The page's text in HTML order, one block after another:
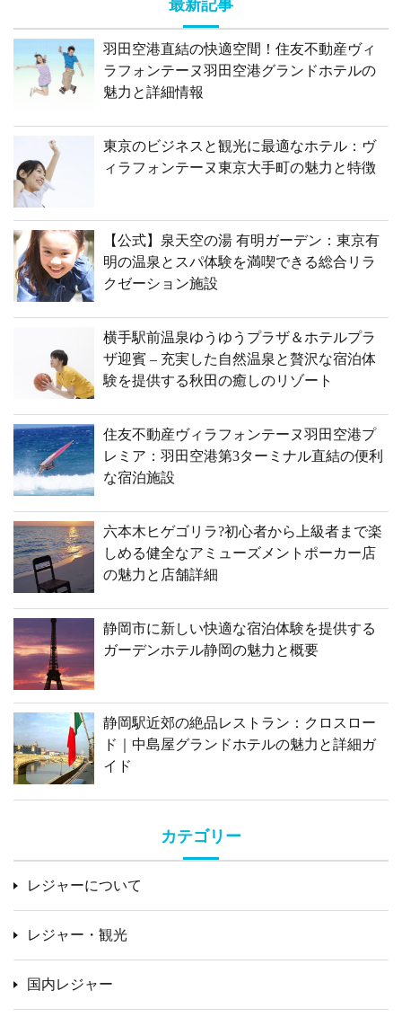
最新記事
羽田空港直結の快適空間！住友不動産ヴィ
ラフォンテーヌ羽田空港グランドホテルの
魅力と詳細情報
東京のビジネスと観光に最適なホテル：ヴ
ィラフォンテーヌ東京大手町の魅力と特徴
【公式】泉天空の湯 有明ガーデン：東京有
明の温泉とスパ体験を満喫できる総合リラ
クゼーション施設
横手駅前温泉ゆうゆうプラザ＆ホテルプラ
ザ迎賓 – 充実した自然温泉と贅沢な宿泊体
験を提供する秋田の癒しのリゾート
住友不動産ヴィラフォンテーヌ羽田空港プ
レミア：羽田空港第3ターミナル直結の便利
な宿泊施設
六本木ヒゲゴリラ?初心者から上級者まで楽
しめる健全なアミューズメントポーカー店
の魅力と店舗詳細
静岡市に新しい快適な宿泊体験を提供する
ガーデンホテル静岡の魅力と概要
静岡駅近郊の絶品レストラン：クロスロー
ド｜中島屋グランドホテルの魅力と詳細ガ
イド
カテゴリー
レジャーについて
レジャー・観光
国内レジャー